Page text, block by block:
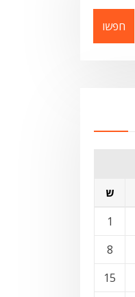
חפשו
ש
1
8
15